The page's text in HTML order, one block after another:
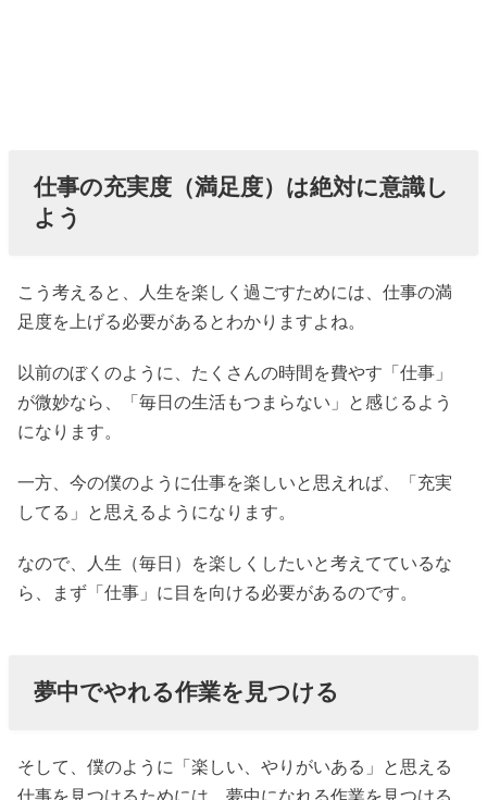
仕事の充実度（満足度）は絶対に意識し
よう
こう考えると、人生を楽しく過ごすためには、仕事の満
足度を上げる必要があるとわかりますよね。
以前のぼくのように、たくさんの時間を費やす「仕事」
が微妙なら、「毎日の生活もつまらない」と感じるよう
になります。
一方、今の僕のように仕事を楽しいと思えれば、「充実
してる」と思えるようになります。
なので、人生（毎日）を楽しくしたいと考えてているな
ら、まず「仕事」に目を向ける必要があるのです。
夢中でやれる作業を見つける
そして、僕のように「楽しい、やりがいある」と思える